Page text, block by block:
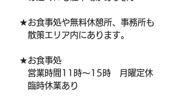
★お食事処や無料休憩所、事務所も
散策エリア内にあります。
★お食事処
営業時間11時～15時　月曜定休
臨時休業あり